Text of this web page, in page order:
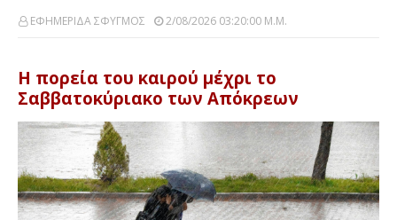
ΕΦΗΜΕΡΙΔΑ ΣΦΥΓΜΟΣ 2/08/2026 03:20:00 Μ.μ.
Η πορεία του καιρού μέχρι το
Σαββατοκύριακο των Απόκρεων